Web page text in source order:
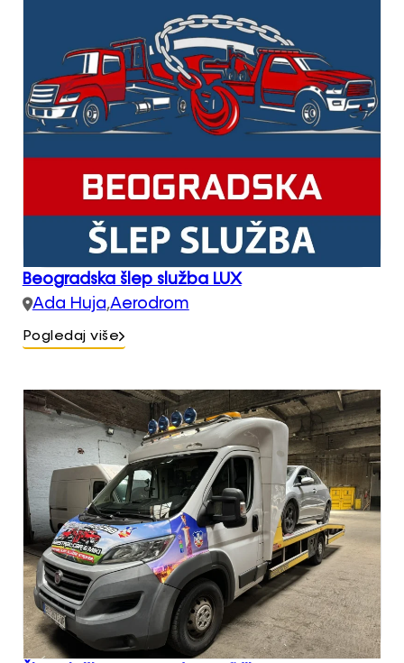
Beogradska šlep služba LUX
Ada Huja,Aerodrom
Pogledaj više